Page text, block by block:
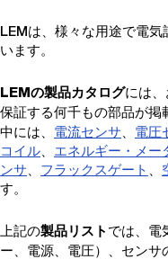
LEMは、様々な用途で電
います。
LEMの製品カタログには
保証する何千もの部品が掲
中には、 電流センサ 電圧
コイル
エネルギー・メー
ンサ
フラックスゲート
す。
上記の製品リスト では、電
ー、電源、電圧）、センサ